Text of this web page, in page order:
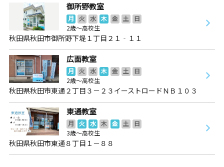
御所野教室
月 火 水 木 金 土
日
2歳～高校生
秋田県秋田市御所野下堤１丁目２１‐１１
広面教室
月 火 水 木 金 土
日
2歳～高校生
秋田県秋田市東通２丁目３－２３イーストロードＮＢ１０３
東通教室
月 火 水 木 金 土
日
3歳～高校生
秋田県秋田市東通８丁目１－８８